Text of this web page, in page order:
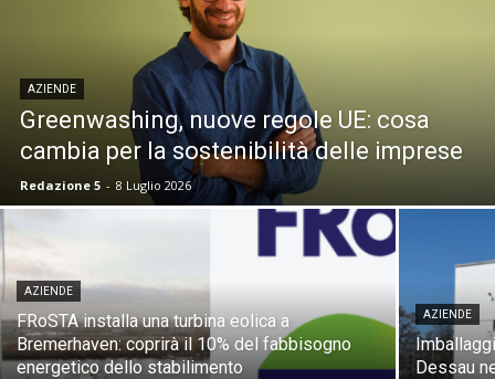
AZIENDE
Greenwashing, nuove regole UE: cosa
cambia per la sostenibilità delle imprese
Redazione 5 - 8 Luglio 2026
AZIENDE
FRoSTA installa una turbina eolica a
Bremerhaven: coprirà il 10% del fabbisogno
energetico dello stabilimento
AZIENDE
Dessau